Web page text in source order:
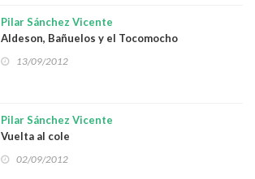
Pilar Sánchez Vicente
Aldeson, Bañuelos y el Tocomocho
13/09/2012
Pilar Sánchez Vicente
Vuelta al cole
02/09/2012